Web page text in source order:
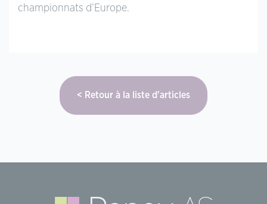
championnats d’Europe.
Retour à la liste d'articles